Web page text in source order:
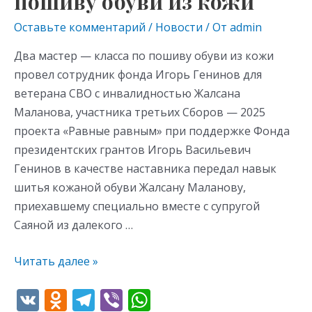
Оставьте комментарий / Новости / От admin
Два мастер — класса по пошиву обуви из кожи
провел сотрудник фонда Игорь Генинов для
ветерана СВО с инвалидностью Жалсана
Маланова, участника третьих Сборов — 2025
проекта «Равные равным» при поддержке Фонда
президентских грантов Игорь Васильевич
Генинов в качестве наставника передал навык
шитья кожаной обуви Жалсану Маланову,
приехавшему специально вместе с супругой
Саяной из далекого …
Читать далее »
V O T Vi